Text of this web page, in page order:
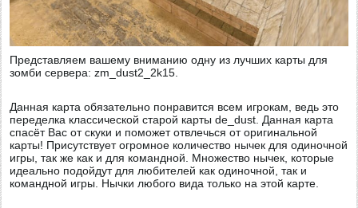
Представляем вашему вниманию одну из лучших карты для
зомби сервера: zm_dust2_2k15.
Данная карта обязательно понравится всем игрокам, ведь это
переделка классической старой карты de_dust. Данная карта
спасёт Вас от скуки и поможет отвлечься от оригинальной
карты! Присутствует огромное количество нычек для одиночной
игры, так же как и для командной. Множество нычек, которые
идеально подойдут для любителей как одиночной, так и
командной игры. Нычки любого вида только на этой карте.